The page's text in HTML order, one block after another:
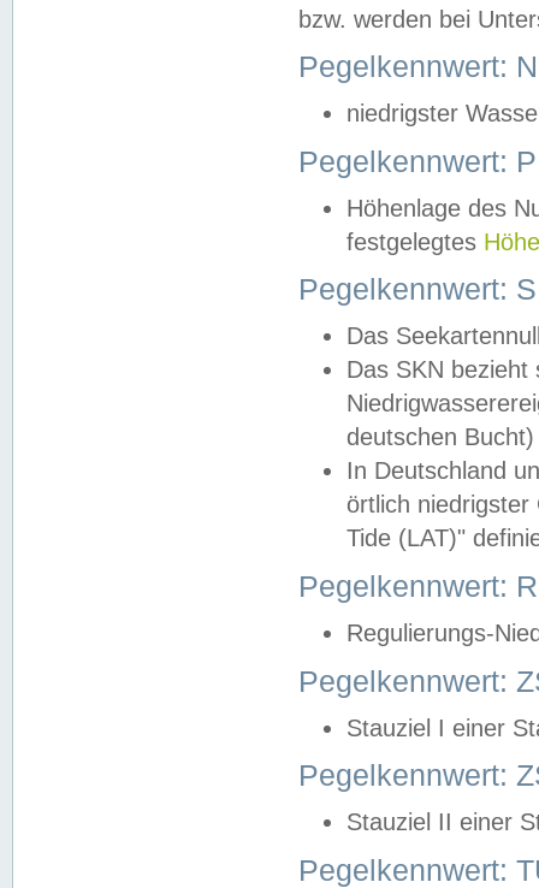
bzw. werden bei
Pegelkennwert:
niedrigster
Pegelkennwert:
Höhenlage des
festgelegtes
Pegelkennwert:
Das
Das SKN
deutschen
In Deutschland
örtlich
Tide (LAT)"
Pegelkennwert:
Regulierungs-
Pegelkennwert:
Stauziel I einer
Pegelkennwert:
Stauziel II einer
Pegelkennwert: